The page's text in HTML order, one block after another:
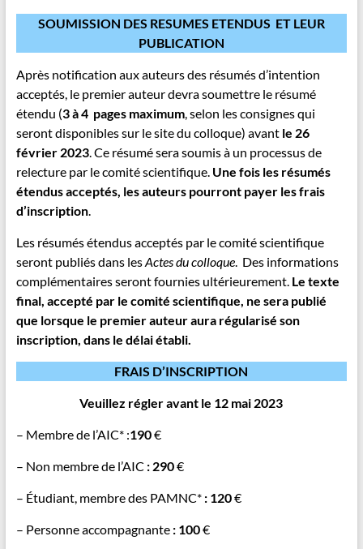
SOUMISSION DES RESUMES ETENDUS ET LEUR
PUBLICATION
Après notification aux auteurs des résumés d’intention
acceptés, le premier auteur devra soumettre le résumé
étendu (3 à 4 pages maximum, selon les consignes qui
seront disponibles sur le site du colloque) avant le 26
février 2023. Ce résumé sera soumis à un processus de
relecture par le comité scientifique. Une fois les résumés
étendus acceptés, les auteurs pourront payer les frais
d’inscription.
Les résumés étendus acceptés par le comité scientifique
seront publiés dans lesActes du colloque. Des informations
complémentaires seront fournies ultérieurement. Le texte
final, accepté par le comité scientifique, ne sera publié
que lorsque le premier auteur aura régularisé son
inscription, dans le délai établi.
FRAIS D’INSCRIPTION
Veuillez régler avant le 12 mai 2023
– Membre de l’AIC* :190€
– Non membre de l’AIC : 290€
– Étudiant, membre des PAMNC* : 120€
– Personne accompagnante : 100€